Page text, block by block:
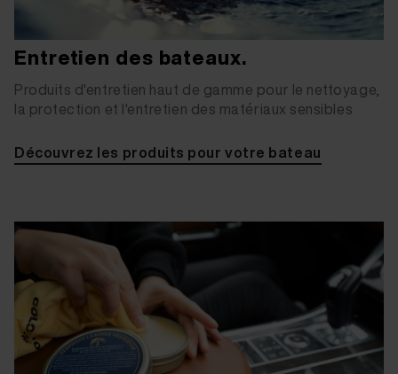
Entretien des bateaux.
Produits d'entretien haut de gamme pour le nettoyage,
la protection et l'entretien des matériaux sensibles
Découvrez les produits pour votre bateau